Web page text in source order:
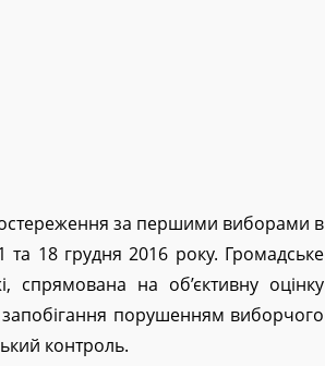
за першими виборами в
та 18 грудня 2016 року. Громадське
на об’єктивну оцінку
порушенням виборчого
контроль.